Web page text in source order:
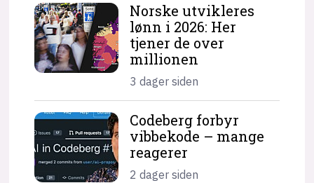
Norske utvikleres
lønn i 2026: Her
tjener de over
millionen
3 dager siden
Codeberg forbyr
vibbekode – mange
reagerer
2 dager siden